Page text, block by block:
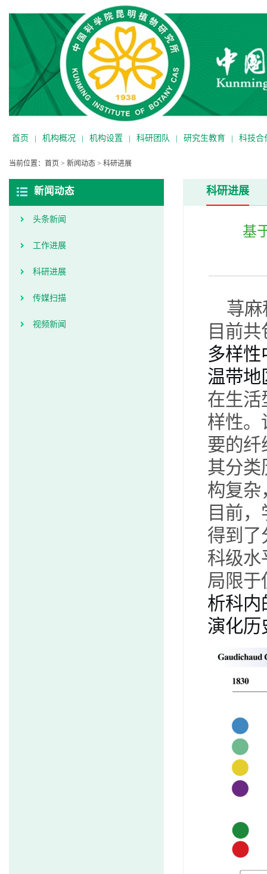
首页 | 机构概况 | 机构设置 | 科研团队 | 研究生教育 | 科技合
当前位置： 首页 > 新闻动态 > 科研进展
新闻动态
头条新闻
工作进展
科研进展
传媒扫描
视频新闻
科研进展
基
荨麻
目前
多样性
温带地
在生活
样性。
要的纤
其分类
构复杂
目前
得到了
科级水
局限于
析科内
演化历